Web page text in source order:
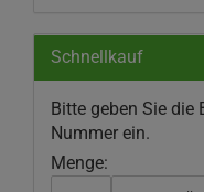
Schnellkauf
BITTE
GEBEN
SIE
DIE
Bitte geben Sie die
Nummer ein.
Menge: